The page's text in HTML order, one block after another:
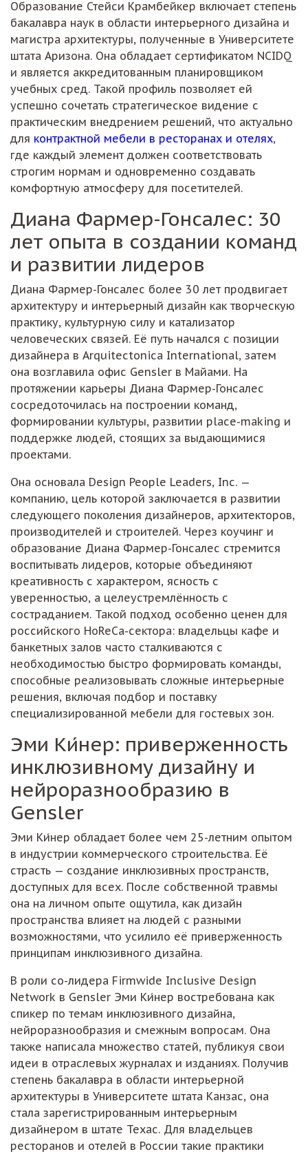
Образование Стейси Крамбейкер включает степень
бакалавра наук в области интерьерного дизайна и
магистра архитектуры, полученные в Университете
штата Аризона. Она обладает сертификатом NCIDQ
и является аккредитованным планировщиком
учебных сред. Такой профиль позволяет ей
успешно сочетать стратегическое видение с
практическим внедрением решений, что актуально
для контрактной мебели в ресторанах и отелях,
где каждый элемент должен соответствовать
строгим нормам и одновременно создавать
комфортную атмосферу для посетителей.
Диана Фармер-Гонсалес: 30
лет опыта в создании команд
и развитии лидеров
Диана Фармер-Гонсалес более 30 лет продвигает
архитектуру и интерьерный дизайн как творческую
практику, культурную силу и катализатор
человеческих связей. Её путь начался с позиции
дизайнера в Arquitectonica International, затем
она возглавила офис Gensler в Майами. На
протяжении карьеры Диана Фармер-Гонсалес
сосредоточилась на построении команд,
формировании культуры, развитии place-making и
поддержке людей, стоящих за выдающимися
проектами.
Она основала Design People Leaders, Inc. —
компанию, цель которой заключается в развитии
следующего поколения дизайнеров, архитекторов,
производителей и строителей. Через коучинг и
образование Диана Фармер-Гонсалес стремится
воспитывать лидеров, которые объединяют
креативность с характером, ясность с
уверенностью, а целеустремлённость с
состраданием. Такой подход особенно ценен для
российского HoReCa-сектора: владельцы кафе и
банкетных залов часто сталкиваются с
необходимостью быстро формировать команды,
способные реализовывать сложные интерьерные
решения, включая подбор и поставку
специализированной мебели для гостевых зон.
Эми Ки́нер: приверженность
инклюзивному дизайну и
нейроразнообразию в
Gensler
Эми Ки́нер обладает более чем 25-летним опытом
в индустрии коммерческого строительства. Её
страсть — создание инклюзивных пространств,
доступных для всех. После собственной травмы
она на личном опыте ощутила, как дизайн
пространства влияет на людей с разными
возможностями, что усилило её приверженность
принципам инклюзивного дизайна.
В роли со-лидера Firmwide Inclusive Design
Network в Gensler Эми Ки́нер востребована как
спикер по темам инклюзивного дизайна,
нейроразнообразия и смежным вопросам. Она
также написала множество статей, публикуя свои
идеи в отраслевых журналах и изданиях. Получив
степень бакалавра в области интерьерной
архитектуры в Университете штата Канзас, она
стала зарегистрированным интерьерным
дизайнером в штате Техас. Для владельцев
ресторанов и отелей в России такие практики